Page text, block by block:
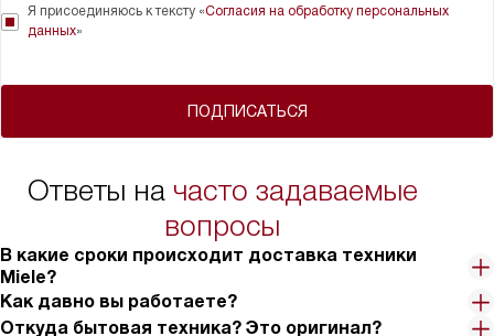
ПОДПИСАТЬСЯ
Я присоединяюсь к тексту «Согласия на обработку персональных
данных»
Ответы на часто задаваемые
вопросы
В какие сроки происходит доставка техники
Miele?
Как давно вы работаете?
Откуда бытовая техника? Это оригинал?